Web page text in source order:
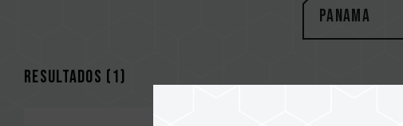
Panama
Resultados (1)